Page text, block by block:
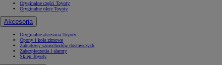
Oryginalne części Toyoty
Oryginalne oleje Toyoty
Akcesoria
Oryginalne akcesoria Toyoty
Opony i koła zimowe
Zabudowy samochodów dostawczych
Zabezpieczenia i alarmy
Sklep Toyoty